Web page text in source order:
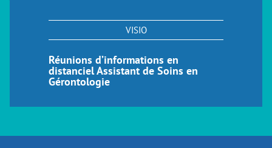
VISIO
Réunions d’informations en
distanciel Assistant de Soins en
Gérontologie